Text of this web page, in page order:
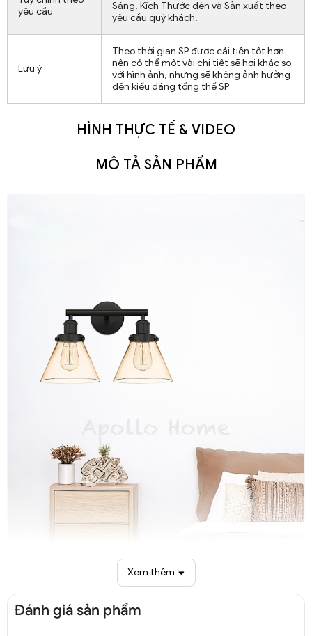
yêu cầu
Sáng, Kích Thước đèn và Sản xuất theo
yêu cầu quý khách.
Lưu ý
Theo thời gian SP được cải tiến tốt hơn
nên có thể một vài chi tiết sẽ hơi khác so
với hình ảnh, nhưng sẽ không ảnh hưởng
đến kiểu dáng tổng thể SP
HÌNH THỰC TẾ & VIDEO
MÔ TẢ SẢN PHẨM
Xem thêm
Đánh giá sản phẩm